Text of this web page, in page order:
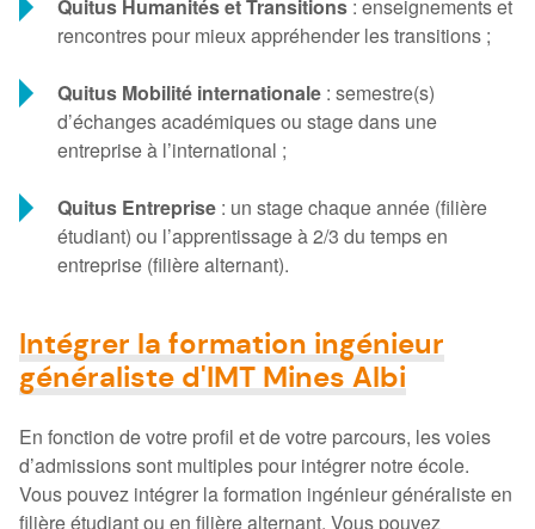
Quitus Humanités et Transitions : enseignements et
rencontres pour mieux appréhender les transitions ;
Quitus Mobilité internationale : semestre(s)
d’échanges académiques ou stage dans une
entreprise à l’international ;
Quitus Entreprise : un stage chaque année (filière
étudiant) ou l’apprentissage à 2/3 du temps en
entreprise (filière alternant).
Intégrer la formation ingénieur
généraliste d'IMT Mines Albi
En fonction de votre profil et de votre parcours, les voies
d’admissions sont multiples pour intégrer notre école.
Vous pouvez intégrer la formation ingénieur généraliste en
filière étudiant ou en filière alternant. Vous pouvez